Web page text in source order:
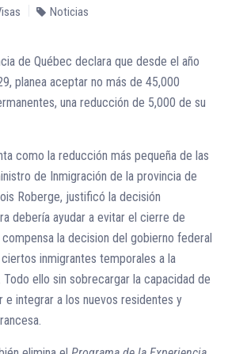
Noticias
de Québec declara que desde el año
planea aceptar no más de 45,000
una reducción de 5,000 de su
como la reducción más pequeña de las
de Inmigración de la provincia de
Roberge, justificó la decisión
debería ayudar a evitar el cierre de
la decision del gobierno federal
inmigrantes temporales a la
ello sin sobrecargar la capacidad de
e integrar a los nuevos residentes y